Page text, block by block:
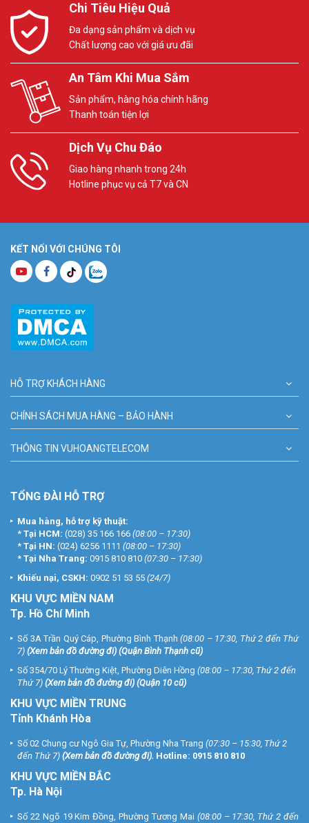
Chi Tiêu Hiệu Quả
Đa dạng sản phẩm và dịch vụ
Chất lượng cao với giá ưu đãi
An Tâm Khi Mua Sắm
Sản phẩm, hàng hóa chính hãng
Thanh toán tiện lợi
Dịch Vụ Chu Đáo
Giao hàng nhanh trong 24h
Hotline phục vụ cả T7 và CN
KẾT NỐI VỚI CHÚNG TÔI
HỖ TRỢ KHÁCH HÀNG
CHÍNH SÁCH MUA HÀNG – BẢO HÀNH
THÔNG TIN VUHOANGTELECOM
TỔNG ĐÀI HỖ TRỢ
Mua hàng, hỗ trợ kỹ thuật:
* Tại HCM: (028) 35 166 166 (08:00 – 17:30)
* Tại HN: (024) 6256 1111 (08:00 – 17:30)
* Tại Nha Trang: 0915 810 810 (07:30 – 17:30)
Khiếu nại, CSKH: 0902 51 53 55 (24/7)
KHU VỰC MIỀN NAM
Tp. Hồ Chí Minh
Số 3A Trần Quý Cáp, Phường Bình Thạnh (08:00 – 17:30, Thứ 2 đến Thứ
7) (Xem bản đồ đường đi) (Quận Bình Thạnh cũ)
Số 354/70 Lý Thường Kiệt, Phường Diên Hồng (08:00 – 17:30, Thứ 2 đến
Thứ 7) (Xem bản đồ đường đi) (Quận 10 cũ)
KHU VỰC MIỀN TRUNG
Tỉnh Khánh Hòa
Số 02 Chung cư Ngô Gia Tự, Phường Nha Trang (07:30 – 15:30, Thứ 2
đến Thứ 7) (Xem bản đồ đường đi). Hotline: 0915 810 810
KHU VỰC MIỀN BẮC
Tp. Hà Nội
Số 22 Ngõ 19 Kim Đồng, Phường Tương Mai (08:00 – 17:30, Thứ 2 đến